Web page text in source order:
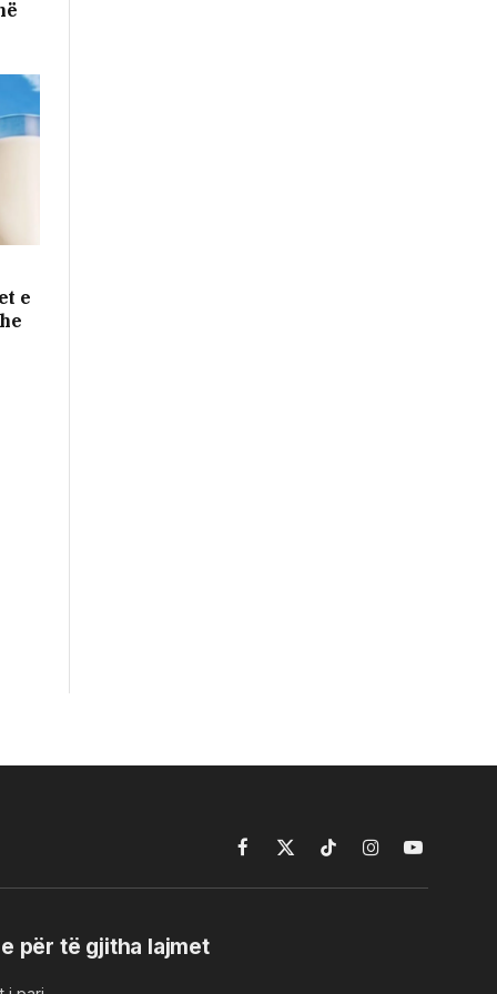
e
Facebook
X
TikTokInstagramYouTube
për të gjitha lajmet